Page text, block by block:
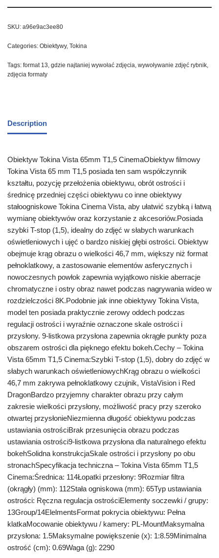
SKU: a96e9ac3ee80
Categories: Obiektywy, Tokina
Tags: format 13, gdzie najtaniej wywołać zdjęcia, wywoływanie zdjęć rybnik,
zdjęcia formaty
Description
Obiektyw Tokina Vista 65mm T1,5 CinemaObiektyw filmowy
Tokina Vista 65 mm T1,5 posiada ten sam współczynnik
kształtu, pozycję przełożenia obiektywu, obrót ostrości i
średnicę przedniej części obiektywu co inne obiektywy
stałoogniskowe Tokina Cinema Vista, aby ułatwić szybką i łatwą
wymianę obiektywów oraz korzystanie z akcesoriów.Posiada
szybki T-stop (1,5), idealny do zdjęć w słabych warunkach
oświetleniowych i ujęć o bardzo niskiej głębi ostrości. Obiektyw
obejmuje krąg obrazu o wielkości 46,7 mm, większy niż format
pełnoklatkowy, a zastosowanie elementów asferycznych i
nowoczesnych powłok zapewnia wyjątkowo niskie aberracje
chromatyczne i ostry obraz nawet podczas nagrywania wideo w
rozdzielczości 8K.Podobnie jak inne obiektywy Tokina Vista,
model ten posiada praktycznie zerowy oddech podczas
regulacji ostrości i wyraźnie oznaczone skale ostrości i
przysłony. 9-listkowa przysłona zapewnia okrągłe punkty poza
obszarem ostrości dla pięknego efektu bokeh.Cechy – Tokina
Vista 65mm T1,5 Cinema:Szybki T-stop (1,5), dobry do zdjęć w
słabych warunkach oświetleniowychKrąg obrazu o wielkości
46,7 mm zakrywa pełnoklatkowy czujnik, VistaVision i Red
DragonBardzo przyjemny charakter obrazu przy całym
zakresie wielkości przysłony, możliwość pracy przy szeroko
otwartej przysłonieNiezmienna długość obiektywu podczas
ustawiania ostrościBrak przesunięcia obrazu podczas
ustawiania ostrości9-listkowa przysłona dla naturalnego efektu
bokehSolidna konstrukcjaSkale ostrości i przysłony po obu
stronachSpecyfikacja techniczna – Tokina Vista 65mm T1,5
Cinema:Średnica: 114Łopatki przesłony: 9Rozmiar filtra
(okrągły) (mm): 112Stała ogniskowa (mm): 65Typ ustawiania
ostrości: Ręczna regulacja ostrościElementy soczewki / grupy:
13Group/14ElelmentsFormat pokrycia obiektywu: Pełna
klatkaMocowanie obiektywu / kamery: PL-MountMaksymalna
przysłona: 1.5Maksymalne powiększenie (x): 1:8.59Minimalna
ostrość (cm): 0.69Waga (g): 2290